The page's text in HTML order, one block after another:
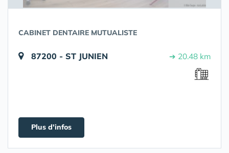
CABINET DENTAIRE MUTUALISTE
87200 - ST JUNIEN ➔ 20.48 km
Plus d'infos